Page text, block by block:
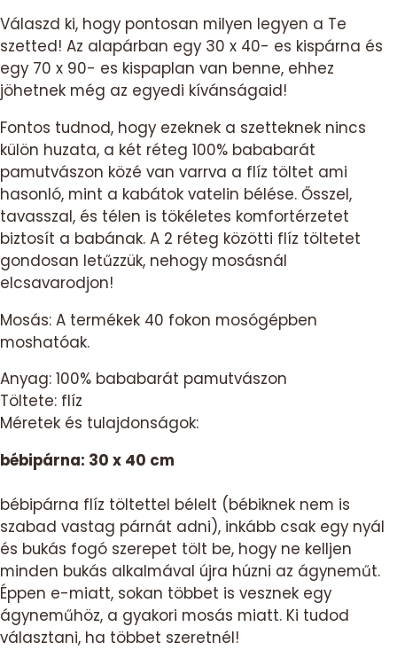
Válaszd ki, hogy pontosan milyen legyen a Te
szetted! Az alapárban egy 30 x 40- es kispárna és
egy 70 x 90- es kispaplan van benne, ehhez
jöhetnek még az egyedi kívánságaid!
Fontos tudnod, hogy ezeknek a szetteknek nincs
külön huzata, a két réteg 100% bababarát
pamutvászon közé van varrva a flíz töltet ami
hasonló, mint a kabátok vatelin bélése. Ősszel,
tavasszal, és télen is tökéletes komfortérzetet
biztosít a babának. A 2 réteg közötti flíz töltetet
gondosan letűzzük, nehogy mosásnál
elcsavarodjon!
Mosás: A termékek 40 fokon mosógépben
moshatóak.
Anyag: 100% bababarát pamutvászon
Töltete: flíz
Méretek és tulajdonságok:
bébipárna: 30 x 40 cm
bébipárna flíz töltettel bélelt (bébiknek nem is
szabad vastag párnát adni), inkább csak egy nyál
és bukás fogó szerepet tölt be, hogy ne kelljen
minden bukás alkalmával újra húzni az ágyneműt.
Éppen e-miatt, sokan többet is vesznek egy
ágyneműhöz, a gyakori mosás miatt. Ki tudod
választani, ha többet szeretnél!